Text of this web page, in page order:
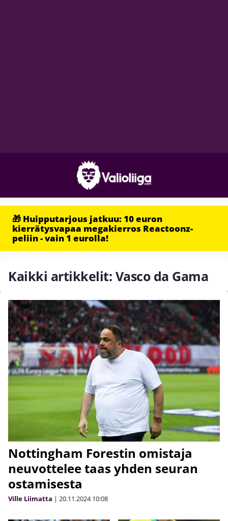
🎁 Huipputarjous jatkuu: 10 euron
kierrätysvapaa megakierros Reactoonz-
peliin - vain 1 eurolla!
Kaikki artikkelit: Vasco da Gama
Nottingham Forestin omistaja
neuvottelee taas yhden seuran
ostamisesta
Ville Liimatta | 20.11.2024 10:08